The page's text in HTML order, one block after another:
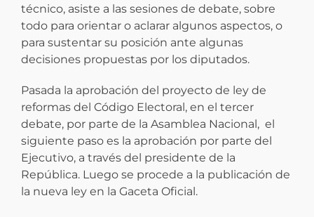
técnico, asiste a las sesiones de debate, sobre
todo para orientar o aclarar algunos aspectos, o
para sustentar su posición ante algunas
decisiones propuestas por los diputados.
Pasada la aprobación del proyecto de ley de
reformas del Código Electoral, en el tercer
debate, por parte de la Asamblea Nacional, el
siguiente paso es la aprobación por parte del
Ejecutivo, a través del presidente de la
República. Luego se procede a la publicación de
la nueva ley en la Gaceta Oficial.